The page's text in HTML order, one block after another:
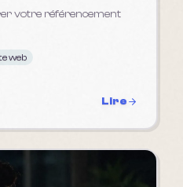
votre référencement
web
Lire